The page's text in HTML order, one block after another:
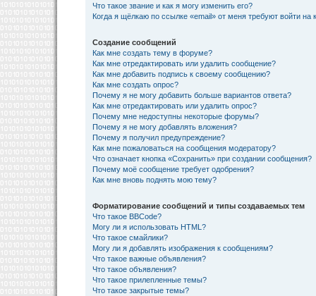
Что такое звание и как я могу изменить его?
Когда я щёлкаю по ссылке «email» от меня требуют войти на
Создание сообщений
Как мне создать тему в форуме?
Как мне отредактировать или удалить сообщение?
Как мне добавить подпись к своему сообщению?
Как мне создать опрос?
Почему я не могу добавить больше вариантов ответа?
Как мне отредактировать или удалить опрос?
Почему мне недоступны некоторые форумы?
Почему я не могу добавлять вложения?
Почему я получил предупреждение?
Как мне пожаловаться на сообщения модератору?
Что означает кнопка «Сохранить» при создании сообщения?
Почему моё сообщение требует одобрения?
Как мне вновь поднять мою тему?
Форматирование сообщений и типы создаваемых тем
Что такое BBCode?
Могу ли я использовать HTML?
Что такое смайлики?
Могу ли я добавлять изображения к сообщениям?
Что такое важные объявления?
Что такое объявления?
Что такое прилепленные темы?
Что такое закрытые темы?